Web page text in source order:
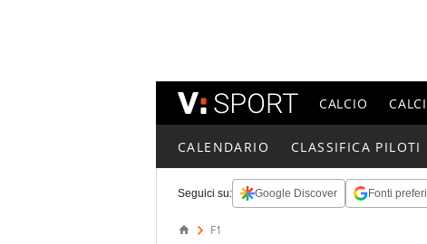
CALCIO
CALENDARIO CLASSIFICA PILOTI
Seguici su: Google Discover Fonti
F1